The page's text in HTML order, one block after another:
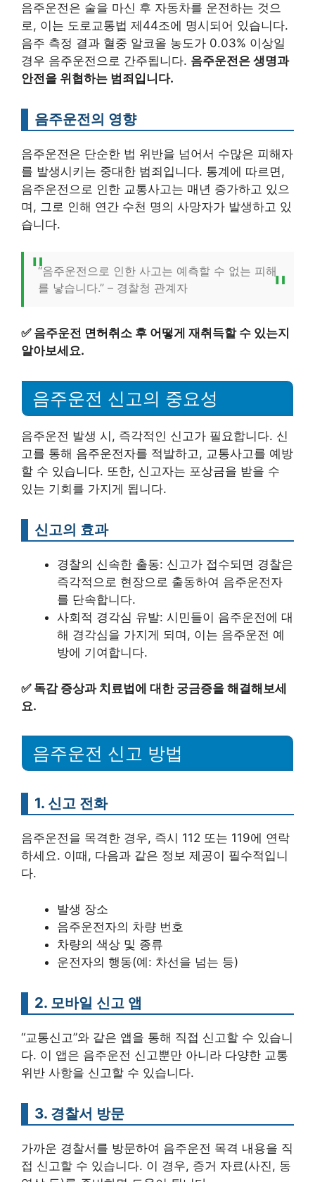
음주운전은 술을 마신 후 자동차를 운전하는 것으
로, 이는 도로교통법 제44조에 명시되어 있습니다.
음주 측정 결과 혈중 알코올 농도가 0.03% 이상일
경우 음주운전으로 간주됩니다. 음주운전은 생명과
안전을 위협하는 범죄입니다.
음주운전의 영향
음주운전은 단순한 법 위반을 넘어서 수많은 피해자
를 발생시키는 중대한 범죄입니다. 통계에 따르면,
음주운전으로 인한 교통사고는 매년 증가하고 있으
며, 그로 인해 연간 수천 명의 사망자가 발생하고 있
습니다.
“음주운전으로 인한 사고는 예측할 수 없는 피해
를 낳습니다.” – 경찰청 관계자
✅ 음주운전 면허취소 후 어떻게 재취득할 수 있는지
알아보세요.
음주운전 신고의 중요성
음주운전 발생 시, 즉각적인 신고가 필요합니다. 신
고를 통해 음주운전자를 적발하고, 교통사고를 예방
할 수 있습니다. 또한, 신고자는 포상금을 받을 수
있는 기회를 가지게 됩니다.
신고의 효과
경찰의 신속한 출동: 신고가 접수되면 경찰은
즉각적으로 현장으로 출동하여 음주운전자
를 단속합니다.
사회적 경각심 유발: 시민들이 음주운전에 대
해 경각심을 가지게 되며, 이는 음주운전 예
방에 기여합니다.
✅ 독감 증상과 치료법에 대한 궁금증을 해결해보세
요.
음주운전 신고 방법
1. 신고 전화
음주운전을 목격한 경우, 즉시 112 또는 119에 연락
하세요. 이때, 다음과 같은 정보 제공이 필수적입니
다.
발생 장소
음주운전자의 차량 번호
차량의 색상 및 종류
운전자의 행동(예: 차선을 넘는 등)
2. 모바일 신고 앱
“교통신고”와 같은 앱을 통해 직접 신고할 수 있습니
다. 이 앱은 음주운전 신고뿐만 아니라 다양한 교통
위반 사항을 신고할 수 있습니다.
3. 경찰서 방문
가까운 경찰서를 방문하여 음주운전 목격 내용을 직
접 신고할 수 있습니다. 이 경우, 증거 자료(사진, 동